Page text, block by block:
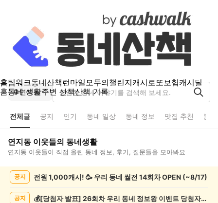
홈팀워크동네산책런마일모두의챌린지캐시로또보험캐시딜
홈동네 생활주변 산책산책 기록
연지동
전체글 공지 인기 동네 일상 동네 정보 맛집 추천 분
연지동 이웃들의 동네생활
연지동 이웃들이 직접 올린 동네 정보, 후기, 질문들을 모아봐요
공지 전원 1,000캐시! 🥳 우리 동네 썰전 14회차 OPEN (~8/17)
공지 💰[당첨자 발표] 26회차 우리 동네 정보왕 이벤트 당첨자를 발표합니다!